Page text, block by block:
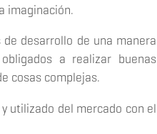
imaginación.
desarrollo de una manera
a realizar buenas
cosas complejas.
utilizado del mercado con el